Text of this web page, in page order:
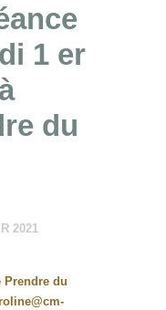
1 er
du
2021
du